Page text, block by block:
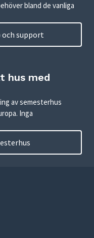
bland de vanliga
support
hus med
av semesterhus
Inga